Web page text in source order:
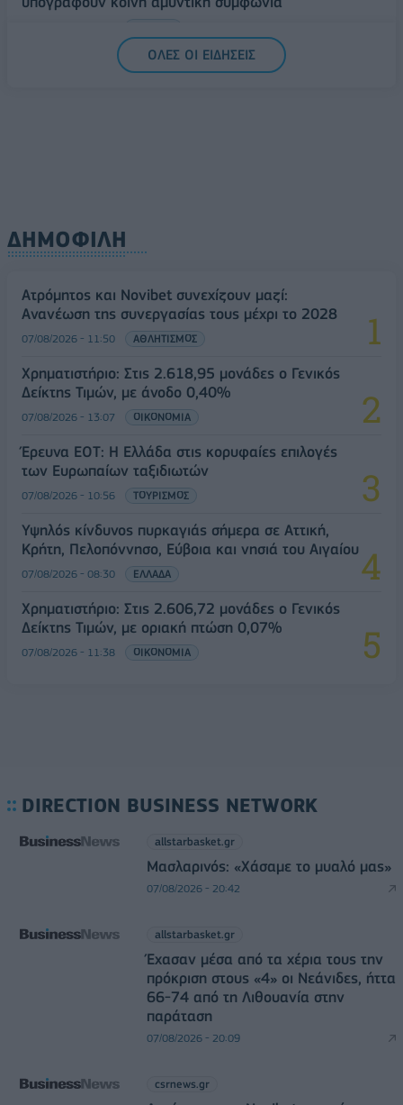
ΟΛΕΣ ΟΙ ΕΙΔΗΣΕΙΣ
ΔΗΜΟΦΙΛΗ
Ατρόμητος και Novibet συνεχίζουν μαζί:
Ανανέωση της συνεργασίας τους μέχρι το 2028
07/08/2026 - 11:50 ΑΘΛΗΤΙΣΜΟΣ
Χρηματιστήριο: Στις 2.618,95 μονάδες ο Γενικός
Δείκτης Τιμών, με άνοδο 0,40%
07/08/2026 - 13:07 ΟΙΚΟΝΟΜΙΑ
Έρευνα ΕΟΤ: Η Ελλάδα στις κορυφαίες επιλογές
των Ευρωπαίων ταξιδιωτών
07/08/2026 - 10:56 ΤΟΥΡΙΣΜΟΣ
Υψηλός κίνδυνος πυρκαγιάς σήμερα σε Αττική,
Κρήτη, Πελοπόννησο, Εύβοια και νησιά του Αιγαίου
07/08/2026 - 08:30 ΕΛΛΑΔΑ
Χρηματιστήριο: Στις 2.606,72 μονάδες ο Γενικός
Δείκτης Τιμών, με οριακή πτώση 0,07%
07/08/2026 - 11:38 ΟΙΚΟΝΟΜΙΑ
DIRECTION BUSINESS NETWORK
allstarbasket.gr
Μασλαρινός: «Χάσαμε το μυαλό μας»
07/08/2026 - 20:42
allstarbasket.gr
Έχασαν μέσα από τα χέρια τους την
πρόκριση στους «4» οι Νεάνιδες, ήττα
66-74 από τη Λιθουανία στην
παράταση
07/08/2026 - 20:09
csrnews.gr